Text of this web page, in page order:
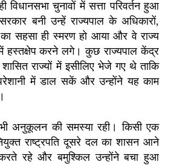
चुनावों में सत्ता परिवर्तन हुआ
बनी उन्हें राज्यपाल के अधिकारों,
का सहसा ही स्मरण हो आया और वे राज्य
हस्तक्षेप करने लगे। कुछ राज्यपाल केंद्र
शासित राज्यों में इसीलिए भेजे गए थे ताकि
में डाल सकें और उन्होंने यह काम
भी अनुकूलन की समस्या रही। किसी एक
राष्ट्रपति दूसरे दल का शासन आने
रहे और बमुश्किल उन्होंने बचा हुआ